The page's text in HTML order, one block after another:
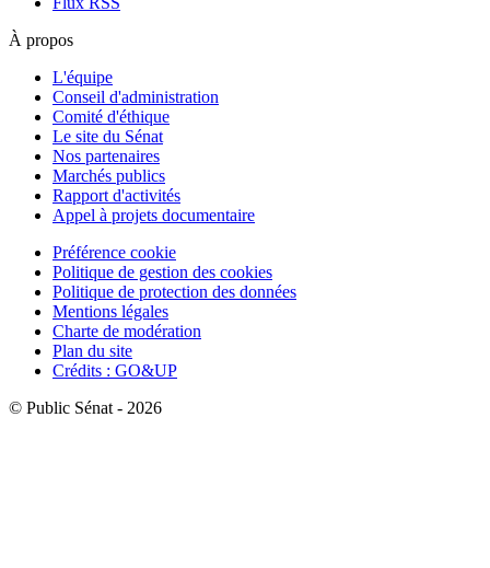
À propos
L'équipe
Conseil d'administration
Comité d'éthique
Le site du Sénat
Nos partenaires
Marchés publics
Rapport d'activités
Appel à projets documentaire
Préférence cookie
Politique de gestion des cookies
Politique de protection des données
Mentions légales
Charte de modération
Plan du site
Crédits : GO&UP
© Public Sénat - 2026